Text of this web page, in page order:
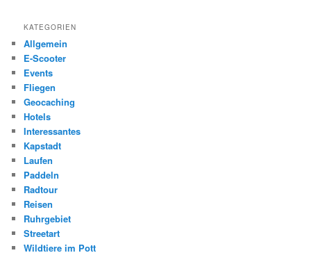
KATEGORIEN
Allgemein
E-Scooter
Events
Fliegen
Geocaching
Hotels
Interessantes
Kapstadt
Laufen
Paddeln
Radtour
Reisen
Ruhrgebiet
Streetart
Wildtiere im Pott